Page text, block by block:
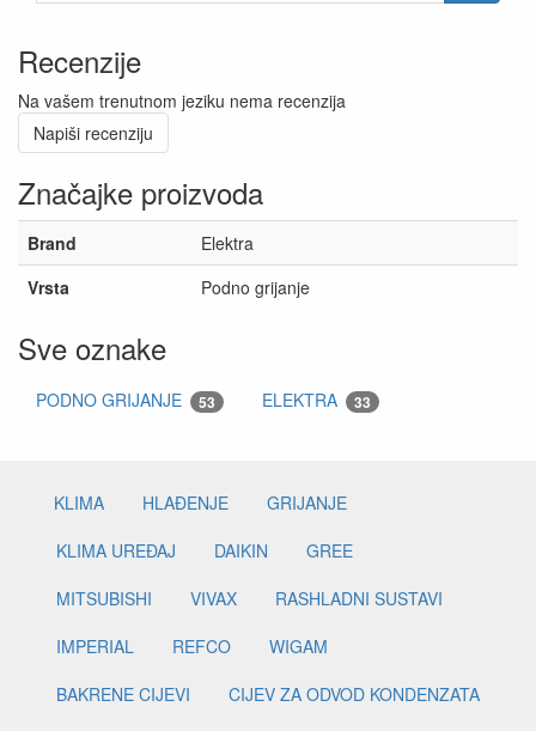
Recenzije
Na vašem trenutnom jeziku nema recenzija
Napiši recenziju
Značajke proizvoda
Brand
Elektra
Vrsta
Podno grijanje
Sve oznake
PODNO GRIJANJE 53 ELEKTRA 33
KLIMA HLAĐENJE
GRIJANJE
KLIMA UREĐAJ
DAIKIN
GREE
MITSUBISHI
VIVAX
RASHLADNI SUSTAVI
IMPERIAL
REFCO
WIGAM
BAKRENE CIJEVI
CIJEV ZA ODVOD KONDENZATA